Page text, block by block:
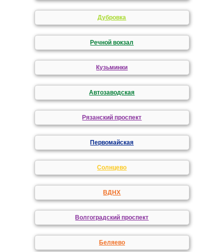
Дубровка
Речной вокзал
Кузьминки
Автозаводская
Рязанский проспект
Первомайская
Солнцево
ВДНХ
Волгоградский проспект
Беляево